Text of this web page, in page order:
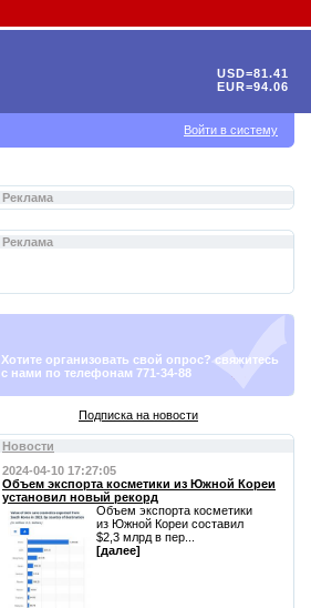
Реклама
Реклама
Хотите организовать свой опрос? свяжитесь
с нами по телефонам 771-34-88
Подписка на новости
Новости
2024-04-10 17:27:05
Объем экспорта косметики из Южной Кореи
установил новый рекорд
Объем экспорта косметики
из Южной Кореи составил
$2,3 млрд в пер...
[далее]
USD=81.41
EUR=94.06
Войти в систему